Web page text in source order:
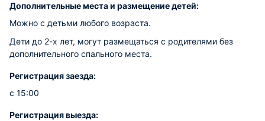
Дополнительные места и размещение детей:
Можно с детьми любого возраста.
Дети до 2-х лет, могут размещаться с родителями без
дополнительного спального места.
Регистрация заезда:
с 15:00
Регистрация выезда: